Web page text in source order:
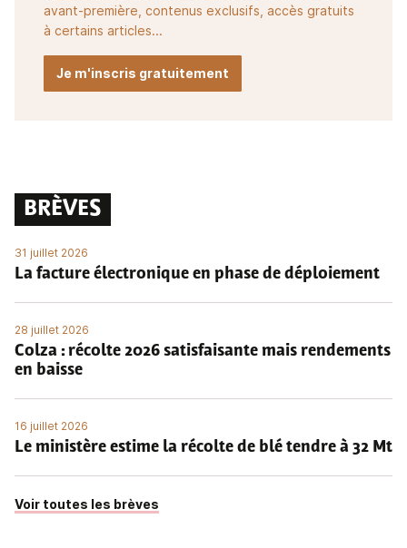
avant-première, contenus exclusifs, accès gratuits
à certains articles...
Je m'inscris gratuitement
BRÈVES
31 juillet 2026
La facture électronique en phase de déploiement
28 juillet 2026
Colza : récolte 2026 satisfaisante mais rendements
en baisse
16 juillet 2026
Le ministère estime la récolte de blé tendre à 32 Mt
Voir toutes les brèves